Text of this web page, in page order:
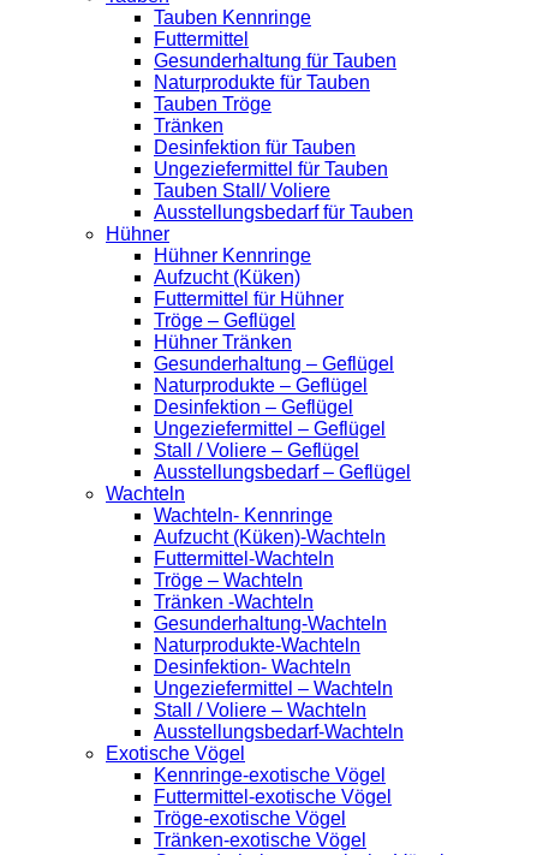
Tauben Kennringe
Futtermittel
Gesunderhaltung für Tauben
Naturprodukte für Tauben
Tauben Tröge
Tränken
Desinfektion für Tauben
Ungeziefermittel für Tauben
Tauben Stall/ Voliere
Ausstellungsbedarf für Tauben
Hühner
Hühner Kennringe
Aufzucht (Küken)
Futtermittel für Hühner
Tröge – Geflügel
Hühner Tränken
Gesunderhaltung – Geflügel
Naturprodukte – Geflügel
Desinfektion – Geflügel
Ungeziefermittel – Geflügel
Stall / Voliere – Geflügel
Ausstellungsbedarf – Geflügel
Wachteln
Wachteln- Kennringe
Aufzucht (Küken)-Wachteln
Futtermittel-Wachteln
Tröge – Wachteln
Tränken -Wachteln
Gesunderhaltung-Wachteln
Naturprodukte-Wachteln
Desinfektion- Wachteln
Ungeziefermittel – Wachteln
Stall / Voliere – Wachteln
Ausstellungsbedarf-Wachteln
Exotische Vögel
Kennringe-exotische Vögel
Futtermittel-exotische Vögel
Tröge-exotische Vögel
Tränken-exotische Vögel